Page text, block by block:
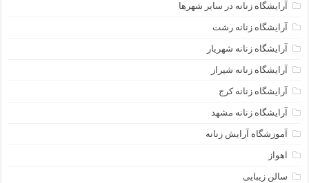
آرایشگاه زنانه در سایر شهرها
آرایشگاه زنانه رشت
آرایشگاه زنانه شهریار
آرایشگاه زنانه شیراز
آرایشگاه زنانه کرج
آرایشگاه زنانه مشهد
آموزشگاه آرایش زنانه
اهواز
سالن زیبایی